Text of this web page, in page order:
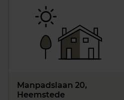
Manpadslaan 20,
Heemstede